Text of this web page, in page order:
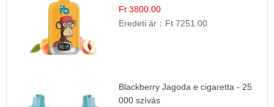
Ft 3800.00
Eredeti ár： Ft 7251.00
Blackberry Jagoda e cigaretta - 25
000 szívás